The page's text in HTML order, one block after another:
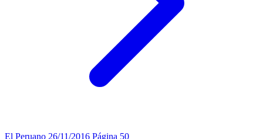
El Peruano 26/11/2016 Página 50